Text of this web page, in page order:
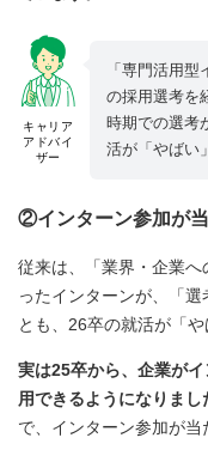
キャリア
アドバイ
ザー
「専門活用
の採用選考を
時期での選考
活が「やばい
②インターン参加が
従来は、「業界・企業
ったインターンが、「
とも、26卒の就活が「
実は25卒から、企業が
用できるようになりまし
で、インターン参加が当